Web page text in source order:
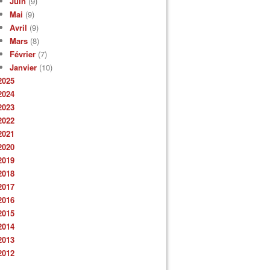
Mai (9)
Avril (9)
Mars (8)
Février (7)
Janvier (10)